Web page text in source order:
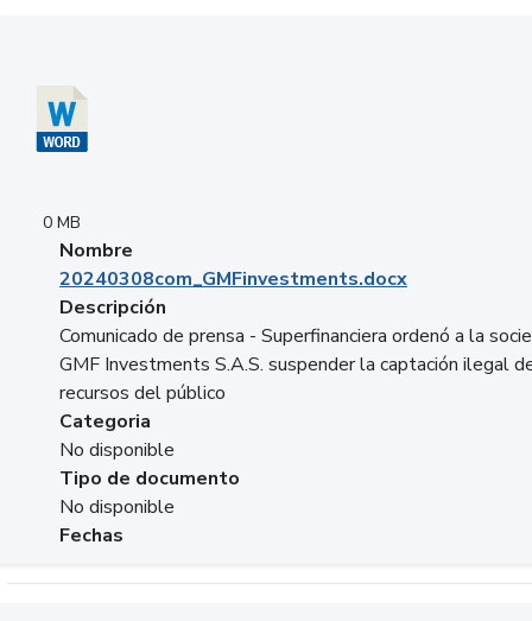
0 MB
Nombre
20240308com_GMFinvestments.docx
Descripción
Comunicado de prensa - Superfinanciera ordenó a la
GMF Investments S.A.S. suspender la captación ilegal
recursos del público
Categoria
No disponible
Tipo de documento
No disponible
Fechas